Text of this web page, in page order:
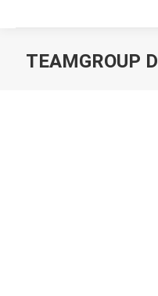
TEAMGROUP